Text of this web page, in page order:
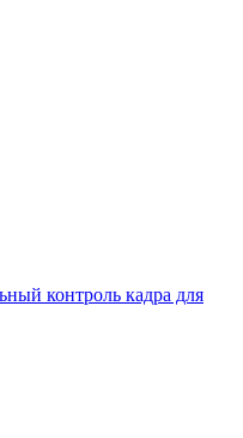
контроль кадра для